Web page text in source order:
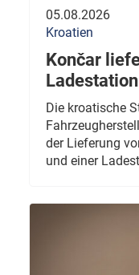
05.08.2026
Kroatien
Končar
Die kroatische
der Lieferung
und einer